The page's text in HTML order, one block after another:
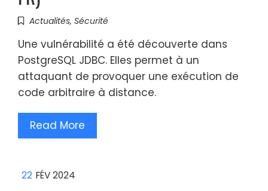
Actualités, Sécurité
Une vulnérabilité a été découverte dans
PostgreSQL JDBC. Elles permet à un
attaquant de provoquer une exécution de
code arbitraire à distance.
Read More
22 FÉV 2024